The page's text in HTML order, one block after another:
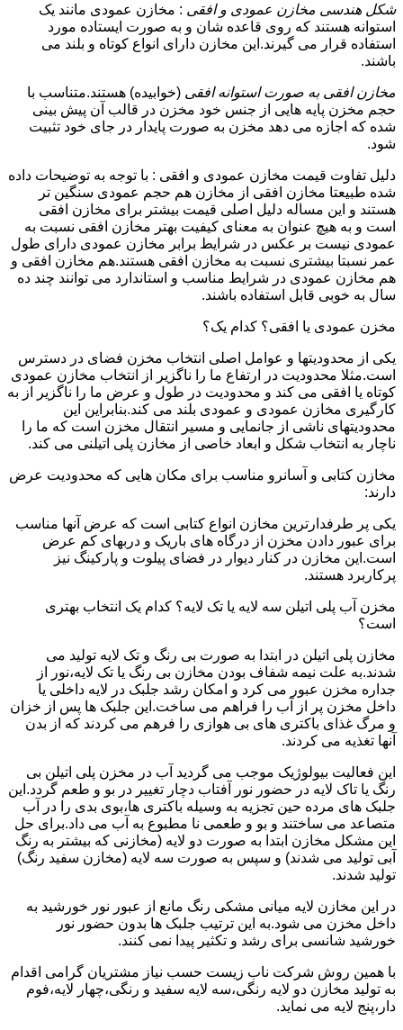
شکل هندسی مخازن عمودی و افقی : مخازن عمودی مانند یک
استوانه هستند که روی قاعده شان و به صورت ایستاده مورد
استفاده قرار می گیرند.این مخازن دارای انواع کوتاه و بلند می
باشند.
مخازن افقی به صورت استوانه افقی (خوابیده) هستند.متناسب با
حجم مخزن پایه هایی از جنس خود مخزن در قالب آن پیش بینی
شده که اجازه می دهد مخزن به صورت پایدار در جای خود تثبیت
شود.
دلیل تفاوت قیمت مخازن عمودی و افقی : با توجه به توضیحات داده
شده طبیعتا مخازن افقی از مخازن هم حجم عمودی سنگین تر
هستند و این مساله دلیل اصلی قیمت بیشتر برای مخازن افقی
است و به هیچ عنوان به معنای کیفیت بهتر مخازن افقی نسبت به
عمودی نیست بر عکس در شرایط برابر مخازن عمودی دارای طول
عمر نسبتا بیشتری نسبت به مخازن افقی هستند.هم مخازن افقی و
هم مخازن عمودی در شرایط مناسب و استاندارد می توانند چند ده
سال به خوبی قابل استفاده باشند.
مخزن عمودی یا افقی؟ کدام یک؟
یکی از محدودیتها و عوامل اصلی انتخاب مخزن فضای در دسترس
است.مثلا محدودیت در ارتفاع ما را ناگزیر از انتخاب مخازن عمودی
کوتاه یا افقی می کند و محدودیت در طول و عرض ما را ناگزیر از به
کارگیری مخازن عمودی و عمودی بلند می کند.بنابراین این
محدودیتهای ناشی از جانمایی و مسیر انتقال مخزن است که ما را
ناچار به انتخاب شکل و ابعاد خاصی از مخازن پلی اتیلنی می کند.
مخازن کتابی و آسانرو مناسب برای مکان هایی که محدودیت عرض
دارند:
یکی پر طرفدارترین مخازن انواع کتابی است که عرض آنها مناسب
برای عبور دادن مخزن از درگاه های باریک و دربهای کم عرض
است.این مخازن در کنار دیوار در فضای پیلوت و پارکینگ نیز
پرکاربرد هستند.
مخزن آب پلی اتیلن سه لایه یا تک لایه؟ کدام یک انتخاب بهتری
است؟
مخازن پلی اتیلن در ابتدا به صورت بی رنگ و تک لایه تولید می
شدند.به علت نیمه شفاف بودن مخازن بی رنگ یا تک لایه،نور از
جداره مخزن عبور می کرد و امکان رشد جلبک در لایه داخلی یا
داخل مخزن پر از آب را فراهم می ساخت.این جلبک ها پس از خزان
و مرگ غذای باکتری های بی هوازی را فرهم می کردند که از بدن
آنها تغذیه می کردند.
این فعالیت بیولوژیک موجب می گردید آب در مخزن پلی اتیلن بی
رنگ یا تاک لایه در حضور نور آفتاب دچار تغییر در بو و طعم گردد.این
جلبک های مرده حین تجزیه به وسیله باکتری ها،بوی بدی را در آب
متصاعد می ساختند و بو و طعمی نا مطبوع به آب می داد.برای حل
این مشکل مخازن ابتدا به صورت دو لایه (مخازنی که بیشتر به رنگ
آبی تولید می شدند) و سپس به صورت سه لایه (مخازن سفید رنگ)
تولید شدند.
در این مخازن لایه میانی مشکی رنگ مانع از عبور نور خورشید به
داخل مخزن می شود.به این ترتیب جلبک ها بدون حضور نور
خورشید شانسی برای رشد و تکثیر پیدا نمی کنند.
با همین روش شرکت ناب زیست حسب نیاز مشتریان گرامی اقدام
به تولید مخازن دو لایه رنگی،سه لایه سفید و رنگی،چهار لایه،فوم
دار،پنج لایه می نماید.